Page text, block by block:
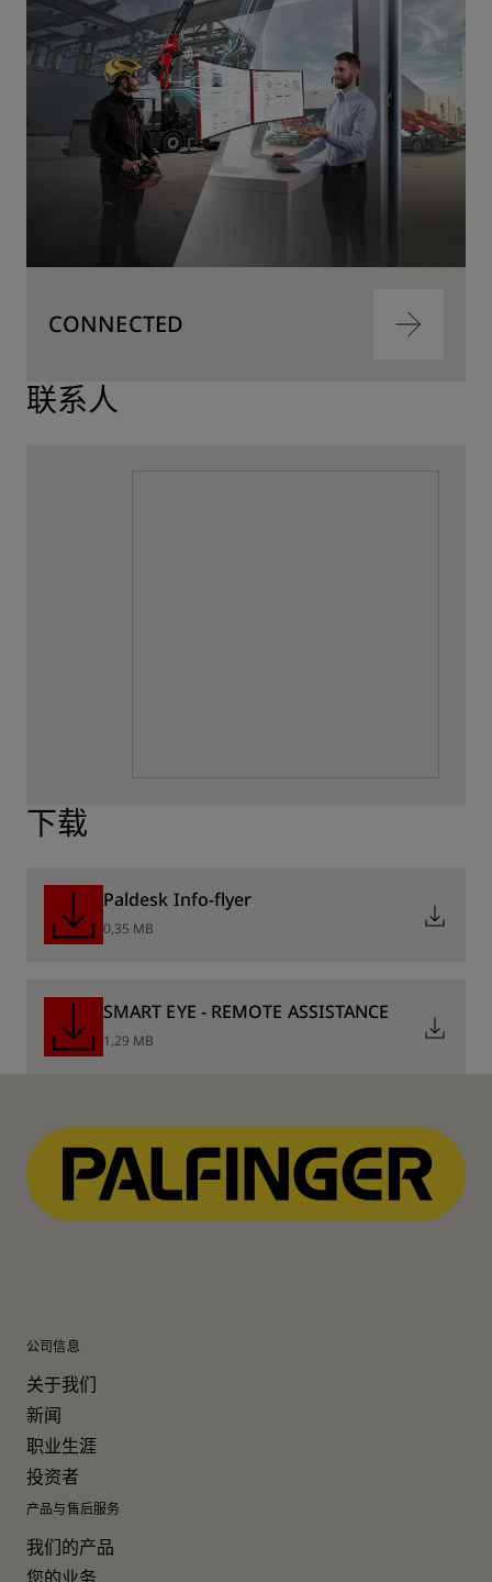
CONNECTED 跳
联系人
下载
Paldesk Info-flyer
0,35 MB
SMART EYE - REMOTE ASSISTANCE
1,29 MB
公司信息
关于我们
新闻
职业生涯
投资者
产品与售后服务
我们的产品